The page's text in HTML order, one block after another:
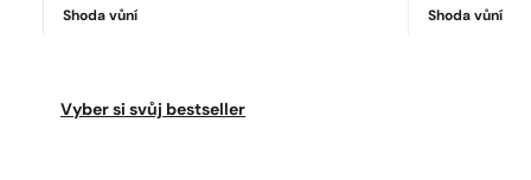
Shoda vůní Shoda vůní
Vyber si svůj bestseller